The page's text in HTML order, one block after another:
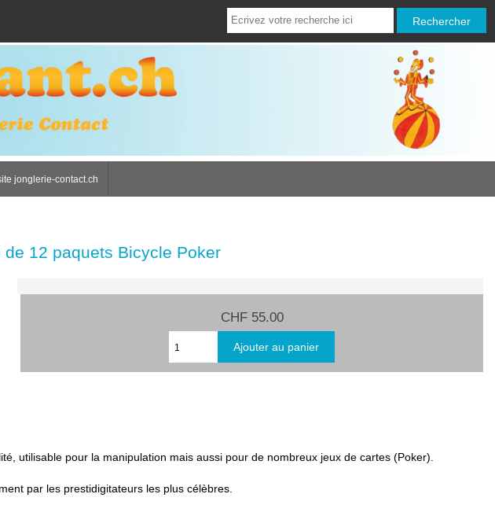
jonglerie-contact.ch
de 12 paquets Bicycle Poker
CHF 55.00
utilisable pour la manipulation mais aussi pour de nombreux jeux de cartes (Poker).
par les prestidigitateurs les plus célèbres.